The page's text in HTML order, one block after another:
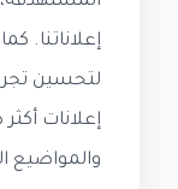
إعلاناتنا.
لتحسين
إعلانات
والمواضيع